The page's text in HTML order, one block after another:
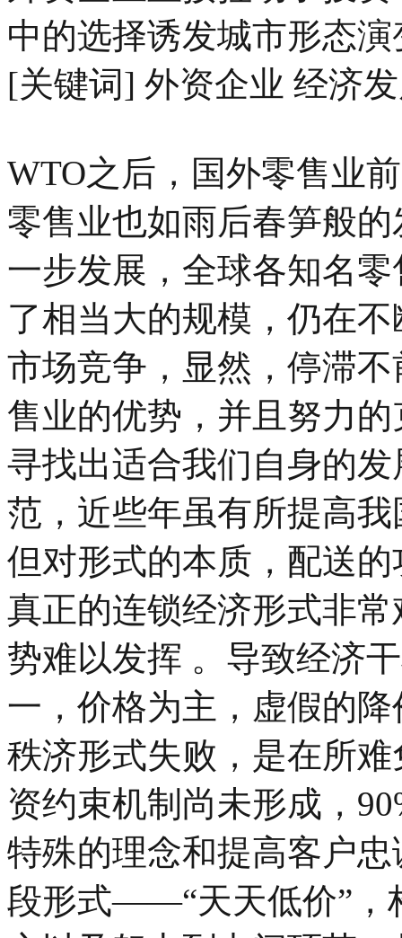
中的选择诱发城市形态
[关键词] 外资企业 经济
WTO之后，国外零售业
零售业也如雨后春笋般
一步发展，全球各知名
了相当大的规模，仍在
市场竞争，显然，停滞
售业的优势，并且努力
寻找出适合我们自身的
范，近些年虽有所提高
但对形式的本质，配送
真正的连锁经济形式非
势难以发挥 。导致经济
一，价格为主，虚假的
秩济形式失败，是在所
资约束机制尚未形成，
特殊的理念和提高客户
段形式——“天天低价”，